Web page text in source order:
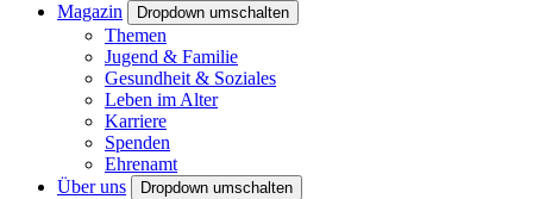
Magazin
Dropdown umschalten
Themen
Jugend & Familie
Gesundheit & Soziales
Leben im Alter
Karriere
Spenden
Ehrenamt
Über uns
Dropdown umschalten